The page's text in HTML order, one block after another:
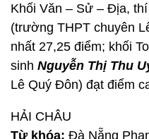
Khối Văn – Sử – Địa,
(trường THPT chuyên
nhất 27,25 điểm; khối
sinh Nguyễn Thị Thu
Lê Quý Đôn) đạt điểm
HẢI CHÂU
Từ khóa: Đà Nẵng